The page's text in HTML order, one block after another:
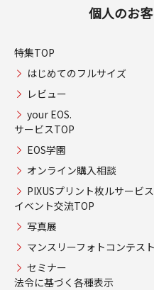
個人のお
特集TOP
はじめてのフルサイズ
レビュー
your EOS.
サービスTOP
EOS学園
オンライン購入相談
PIXUSプリント枚ルサービス
イベント交流TOP
写真展
マンスリーフォトコンテスト
セミナー
法令に基づく各種表示